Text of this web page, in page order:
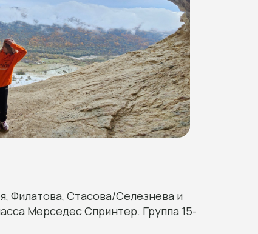
Филатова, Стасова/Селезнева и
Мерседес Спринтер. Группа 15-